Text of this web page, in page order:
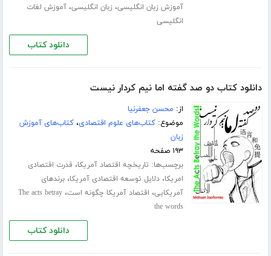
آموزش زبان انگلیسی، زبان انگلیسی،آموزش لغات
انگلیسی
دانلود کتاب
دانلود کتاب دو صد گفته اما نیم کردار نیست
از: محسن جعفرنیا
موضوع:کتاب‌های علوم اقتصادی،کتاب‌های آموزش
زبان
۱۹۳ صفحه
برچسب‌ها: تاریخچه اقتصاد آمریکا، قدرت اقتصادی
امریکا،دلایل توسعه اقتصادی آمریکا،برندهای
آمریکایی، اقتصاد آمریکا چگونه است،The acts betray
the words
دانلود کتاب